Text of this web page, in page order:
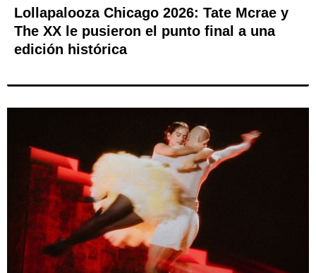
Lollapalooza Chicago 2026: Tate Mcrae y
The XX le pusieron el punto final a una
edición histórica